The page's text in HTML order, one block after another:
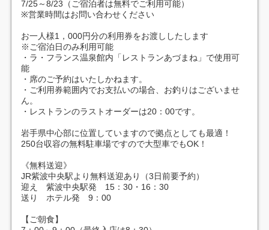
7/25～8/23（ご宿泊者は無料でご利用可能）
※営業時間はお問い合わせください
お一人様1，000円分の利用券をお渡ししたします
※ご宿泊日のみ利用可能
・ラ・フランス温泉館内「レストランあづまね」で使用可
能
・席のご予約はいたしかねます。
・ご利用券範囲内でお支払いの場合、お釣りはございませ
ん。
・レストランのラストオーダーは20：00です。
岩手県中心部に位置していますので拠点としても最適！
250台収容の無料駐車場ですので大型車でもOK！
《無料送迎》
JR紫波中央駅より無料送迎あり（3日前要予約）
迎え 紫波中央駅発 15：30・16：30
送り ホテル発 9：00
【ご朝食】